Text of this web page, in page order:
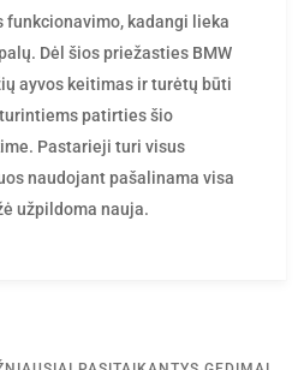
funkcionavimo, kadangi lieka
Dėl šios priežasties BMW
ayvos keitimas ir turėtų būti
patirties šio
Pastarieji turi visus
naudojant pašalinama visa
užpildoma nauja.